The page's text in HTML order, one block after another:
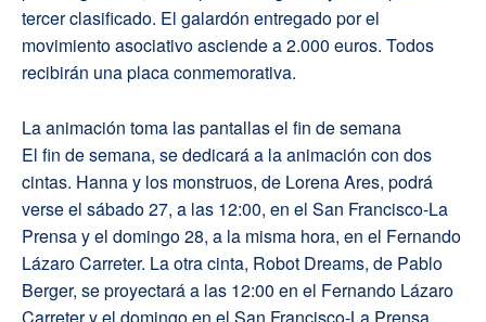
tercer clasificado. El galardón entregado por el
movimiento asociativo asciende a 2.000 euros. Todos
recibirán una placa conmemorativa.
La animación toma las pantallas el fin de semana
El fin de semana, se dedicará a la animación con dos
cintas. Hanna y los monstruos, de Lorena Ares, podrá
verse el sábado 27, a las 12:00, en el San Francisco-La
Prensa y el domingo 28, a la misma hora, en el Fernando
Lázaro Carreter. La otra cinta, Robot Dreams, de Pablo
Berger, se proyectará a las 12:00 en el Fernando Lázaro